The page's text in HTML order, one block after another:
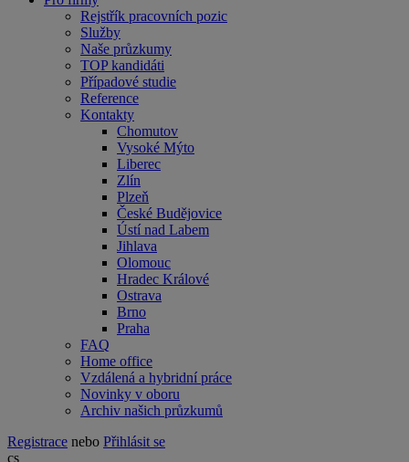
Rejstřík pracovních pozic
Služby
Naše průzkumy
TOP kandidáti
Případové studie
Reference
Kontakty
Chomutov
Vysoké Mýto
Liberec
Zlín
Plzeň
České Budějovice
Ústí nad Labem
Jihlava
Olomouc
Hradec Králové
Ostrava
Brno
Praha
FAQ
Home office
Vzdálená a hybridní práce
Novinky v oboru
Archiv našich průzkumů
Registrace nebo Přihlásit se
cs